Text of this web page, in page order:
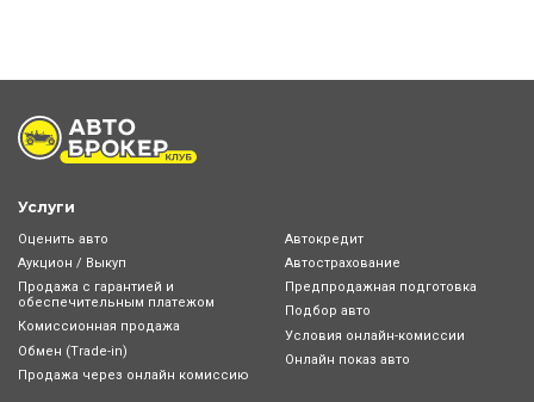
Услуги
Оценить авто
Аукцион / Выкуп
Продажа с гарантией и
обеспечительным платежом
Комиссионная продажа
Обмен (Trade-in)
Продажа через онлайн комиссию
Автокредит
Автострахование
Предпродажная подготовка
Подбор авто
Условия онлайн-комиcсии
Онлайн показ авто